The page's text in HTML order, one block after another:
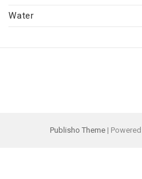
Water
Publisho Theme |